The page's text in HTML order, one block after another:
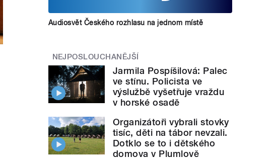
Audiosvět Českého rozhlasu na jednom místě
NEJPOSLOUCHANĚJŠÍ
Jarmila Pospíšilová: Palec
ve stínu. Policista ve
výslužbě vyšetřuje vraždu
v horské osadě
Organizátoři vybrali stovky
tisíc, děti na tábor nevzali.
Dotklo se to i dětského
domova v Plumlově